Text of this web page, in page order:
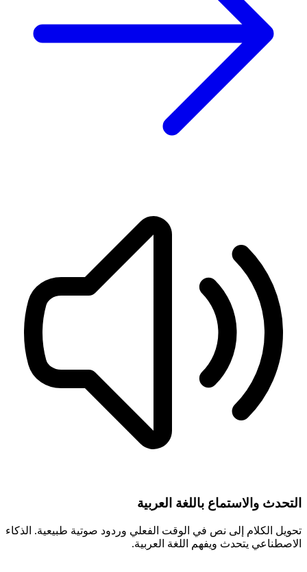
التحدث والاستماع باللغة العربية
تحويل الكلام إلى نص في الوقت الفعلي وردود صوتية طبيعية. الذكاء
الاصطناعي يتحدث ويفهم اللغة العربية.